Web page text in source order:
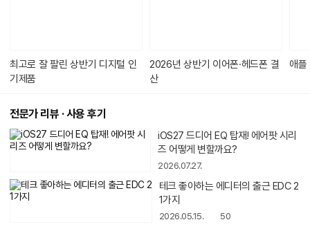
최고로 잘 팔린 상반기 디지털 인
기제품
2026년 상반기 이어폰·헤드폰 결
산
애플
전문가 리뷰 · 사용 후기
iOS27 드디어 EQ 탑재! 에어팟 시리
즈 어떻게 변할까요?
2026.07.27.
동
테크 좋아하는 에디터의 출근 EDC 2
1가지
2026.05.15. 50